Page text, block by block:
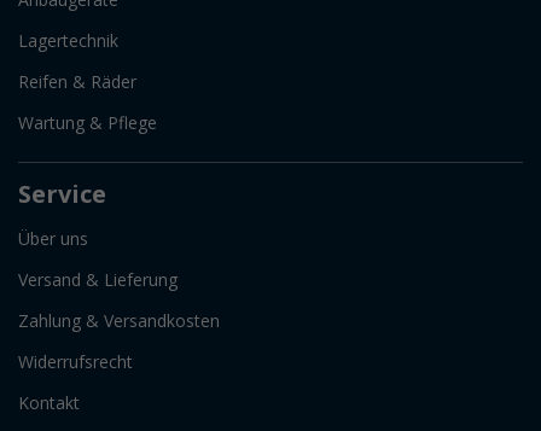
Lagertechnik
Reifen & Räder
Wartung & Pflege
Service
Über uns
Versand & Lieferung
Zahlung & Versandkosten
Widerrufsrecht
Kontakt